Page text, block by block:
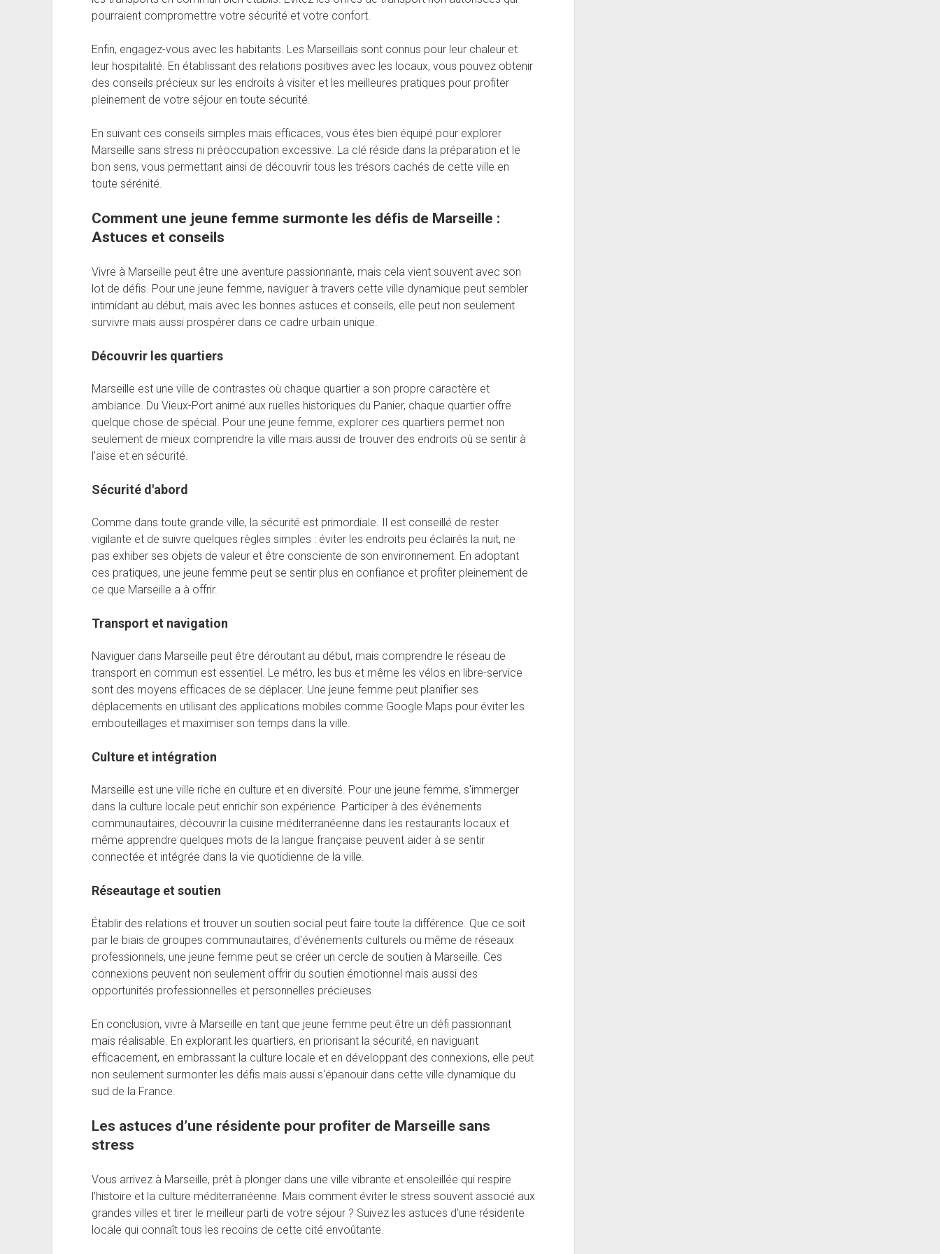
pourraient compromettre votre sécurité et votre confort.
Enfin, engagez-vous avec les habitants. Les Marseillais sont connus pour leur chaleur et
leur hospitalité. En établissant des relations positives avec les locaux, vous pouvez obtenir
des conseils précieux sur les endroits à visiter et les meilleures pratiques pour profiter
pleinement de votre séjour en toute sécurité.
En suivant ces conseils simples mais efficaces, vous êtes bien équipé pour explorer
Marseille sans stress ni préoccupation excessive. La clé réside dans la préparation et le
bon sens, vous permettant ainsi de découvrir tous les trésors cachés de cette ville en
toute sérénité.
Comment une jeune femme surmonte les défis de Marseille :
Astuces et conseils
Vivre à Marseille peut être une aventure passionnante, mais cela vient souvent avec son
lot de défis. Pour une jeune femme, naviguer à travers cette ville dynamique peut sembler
intimidant au début, mais avec les bonnes astuces et conseils, elle peut non seulement
survivre mais aussi prospérer dans ce cadre urbain unique.
Découvrir les quartiers
Marseille est une ville de contrastes où chaque quartier a son propre caractère et
ambiance. Du Vieux-Port animé aux ruelles historiques du Panier, chaque quartier offre
quelque chose de spécial. Pour une jeune femme, explorer ces quartiers permet non
seulement de mieux comprendre la ville mais aussi de trouver des endroits où se sentir à
l'aise et en sécurité.
Sécurité d'abord
Comme dans toute grande ville, la sécurité est primordiale. Il est conseillé de rester
vigilante et de suivre quelques règles simples : éviter les endroits peu éclairés la nuit, ne
pas exhiber ses objets de valeur et être consciente de son environnement. En adoptant
ces pratiques, une jeune femme peut se sentir plus en confiance et profiter pleinement de
ce que Marseille a à offrir.
Transport et navigation
Naviguer dans Marseille peut être déroutant au début, mais comprendre le réseau de
transport en commun est essentiel. Le métro, les bus et même les vélos en libre-service
sont des moyens efficaces de se déplacer. Une jeune femme peut planifier ses
déplacements en utilisant des applications mobiles comme Google Maps pour éviter les
embouteillages et maximiser son temps dans la ville.
Culture et intégration
Marseille est une ville riche en culture et en diversité. Pour une jeune femme, s'immerger
dans la culture locale peut enrichir son expérience. Participer à des événements
communautaires, découvrir la cuisine méditerranéenne dans les restaurants locaux et
même apprendre quelques mots de la langue française peuvent aider à se sentir
connectée et intégrée dans la vie quotidienne de la ville.
Réseautage et soutien
Établir des relations et trouver un soutien social peut faire toute la différence. Que ce soit
par le biais de groupes communautaires, d'événements culturels ou même de réseaux
professionnels, une jeune femme peut se créer un cercle de soutien à Marseille. Ces
connexions peuvent non seulement offrir du soutien émotionnel mais aussi des
opportunités professionnelles et personnelles précieuses.
En conclusion, vivre à Marseille en tant que jeune femme peut être un défi passionnant
mais réalisable. En explorant les quartiers, en priorisant la sécurité, en naviguant
efficacement, en embrassant la culture locale et en développant des connexions, elle peut
non seulement surmonter les défis mais aussi s'épanouir dans cette ville dynamique du
sud de la France.
Les astuces d’une résidente pour profiter de Marseille sans
stress
Vous arrivez à Marseille, prêt à plonger dans une ville vibrante et ensoleillée qui respire
l'histoire et la culture méditerranéenne. Mais comment éviter le stress souvent associé aux
grandes villes et tirer le meilleur parti de votre séjour ? Suivez les astuces d'une résidente
locale qui connaît tous les recoins de cette cité envoûtante.